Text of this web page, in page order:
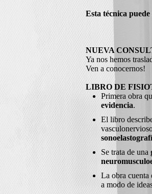
Esta técnica
NUEVA
Ya nos hemos
Ven a conocernos!
LIBRO DE
Primera obra
evidencia.
El libro
Se trata de una
La obra cuenta
a modo de